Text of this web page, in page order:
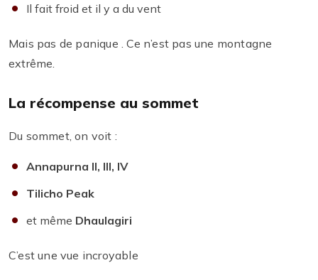
Il fait froid et il y a du vent
Mais pas de panique . Ce n’est pas une montagne
extrême.
La récompense au sommet
Du sommet, on voit :
Annapurna II, III, IV
Tilicho Peak
et même Dhaulagiri
C’est une vue incroyable